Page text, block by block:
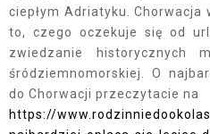
ciepłym Adriatyku. Chorwacja
to, czego oczekuje się od
zwiedzanie historycznych
śródziemnomorskiej. O
do Chorwacji przeczytacie na
https://